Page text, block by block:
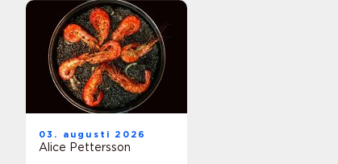
03. augusti 2026
Alice Pettersson